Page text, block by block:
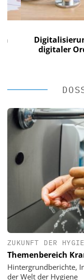
Digitalisierung
digitaler
ZUKUNFT DER
Themenbereich
Hintergrundberichte,
der Welt der Hygiene